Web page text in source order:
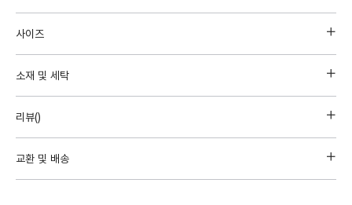
사이즈
소재 및 세탁
리뷰()
교환 및 배송